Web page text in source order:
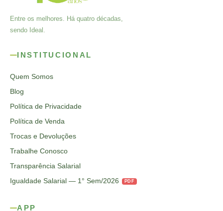
Entre os melhores. Há quatro décadas,
sendo Ideal.
INSTITUCIONAL
Quem Somos
Blog
Política de Privacidade
Política de Venda
Trocas e Devoluções
Trabalhe Conosco
Transparência Salarial
Igualdade Salarial — 1° Sem/2026
PDF
APP